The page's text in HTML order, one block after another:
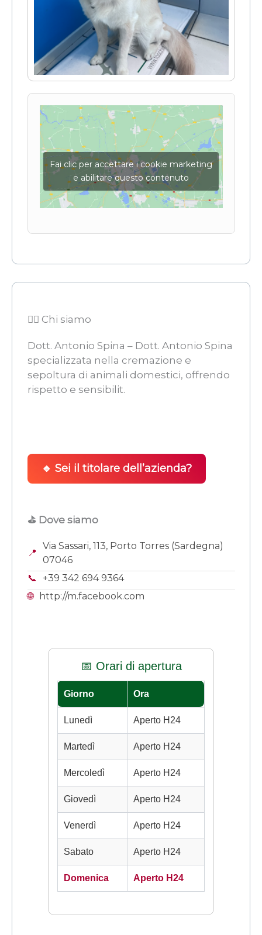
Fai clic per accettare i cookie marketing
e abilitare questo contenuto
👨‍⚖️ Chi siamo
Dott. Antonio Spina – Dott. Antonio Spina 
specializzata nella cremazione e
sepoltura di animali domestici, offrendo
rispetto e sensibilit.
🔹 Sei il titolare dell’azienda?
⛳ Dove siamo
📍
Via Sassari, 113, Porto Torres (Sardegna)
07046
📞
+39 342 694 9364
🌐
http://m.facebook.com
📅 Orari di apertura
Giorno Ora
Lunedì Aperto H24
Martedì Aperto H24
Mercoledì Aperto H24
Giovedì Aperto H24
Venerdì Aperto H24
Sabato Aperto H24
Domenica Aperto H24